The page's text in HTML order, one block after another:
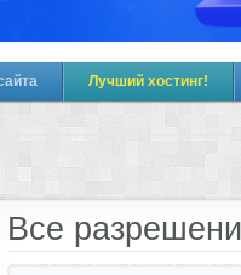
Лучший хостинг!
Все